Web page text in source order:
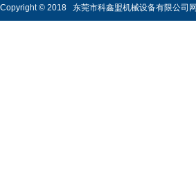
Copyright © 2018 东莞市科鑫盟机械设备有限公司